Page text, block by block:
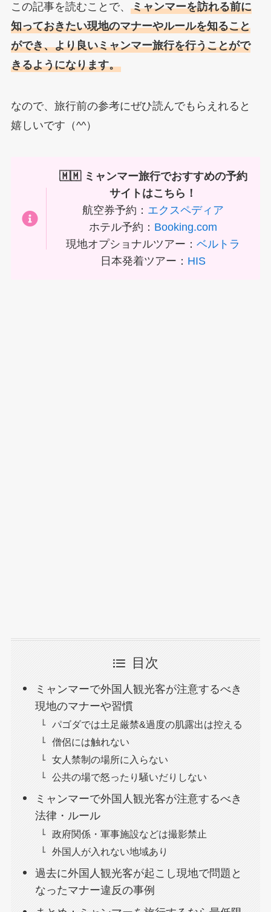
この記事を読むことで、 ミャンマーを訪れる前に
知っておきたい現地のマナーやルールを知ること
ができ、より良いミャンマー旅行を行うことがで
きるようになります。
なので、旅行前の参考にぜひ読んでもらえれると
嬉しいです（^^）
🇲🇲 ミャンマー旅行でおすすめの予約
サイトはこちら！
航空券予約： エクスペディア
ホテル予約： Booking.com
現地オプショナルツアー：ベルトラ
日本発着ツアー： HIS
目次
ミャンマーで外国人観光客が注意するべき
現地のマナーや習慣
パゴダでは土足厳禁&過度の肌露出は控える
僧侶には触れない
女人禁制の場所に入らない
公共の場で怒ったり騒いだりしない
ミャンマーで外国人観光客が注意するべき
法律・ルール
政府関係・軍事施設などは撮影禁止
外国人が入れない地域あり
過去に外国人観光客が起こし現地で問題と
なったマナー違反の事例